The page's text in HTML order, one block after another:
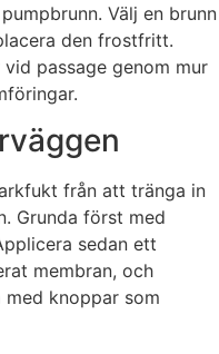
Välj en brunn
den frostfritt.
passage genom mur
från att tränga in
Grunda först med
sedan ett
membran, och
knoppar som